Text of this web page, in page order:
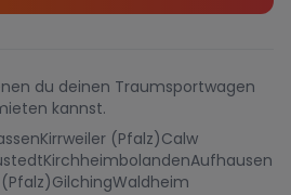
du deinen Traumsportwagen
kannst.
Kirrweiler (Pfalz)Calw
KirchheimbolandenAufhausen
GilchingWaldheim